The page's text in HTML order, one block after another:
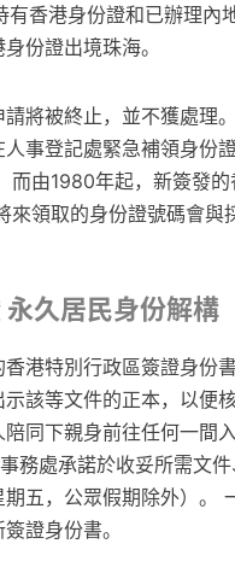
香港身份證和已辦理內
份證出境珠海。
將被終止，並不獲處理
事登記處緊急補領身份
由1980年起，新簽發
領取的身份證號碼會與
久居民身份解構
港特別行政區簽證身份
該等文件的正本，以便
同下親身前往任何一間
務處承諾於收妥所需文
五，公眾假期除外）。
證身份書。